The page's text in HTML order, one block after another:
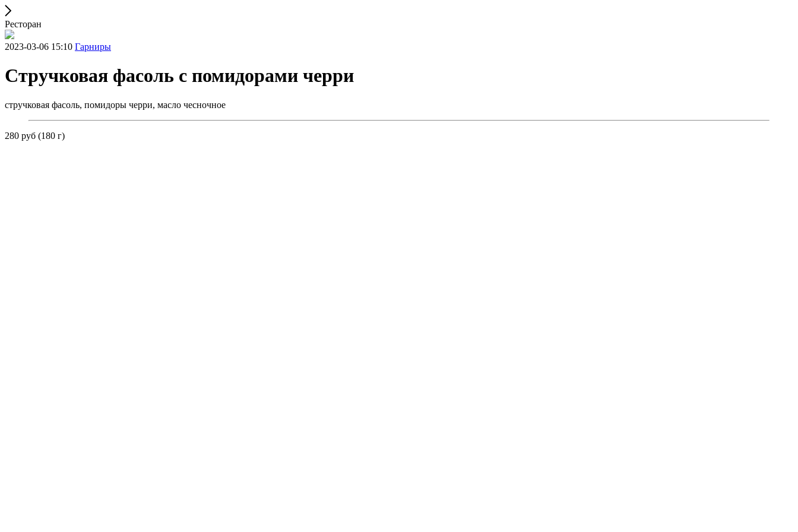
Ресторан
2023-03-06 15:10 Гарниры
Стручковая фасоль с помидорами черри
стручковая фасоль, помидоры черри, масло чесночное
280 руб (180 г)